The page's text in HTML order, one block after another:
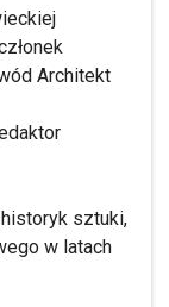
Architekt
sztuki,
w latach